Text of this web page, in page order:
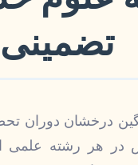
تضمینی
نگین درخشان دوران
در هر رشته علمی